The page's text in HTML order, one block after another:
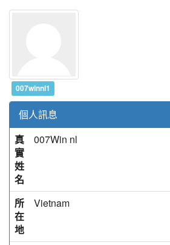
007winnl1
個人訊息
真
實
姓
名
007Win nl
所
在
地
Vietnam